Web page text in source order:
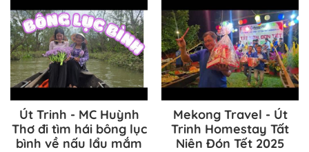
Út Trinh - MC Huỳnh
Thơ đi tìm hái bông lục
bình về nấu lẩu mắm
Mekong Travel - Út
Trinh Homestay Tất
Niên Đón Tết 2025